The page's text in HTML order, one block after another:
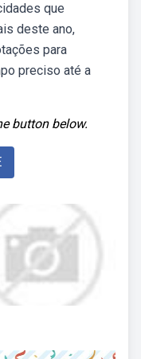
que
deste ano,
para
preciso até a
button below.